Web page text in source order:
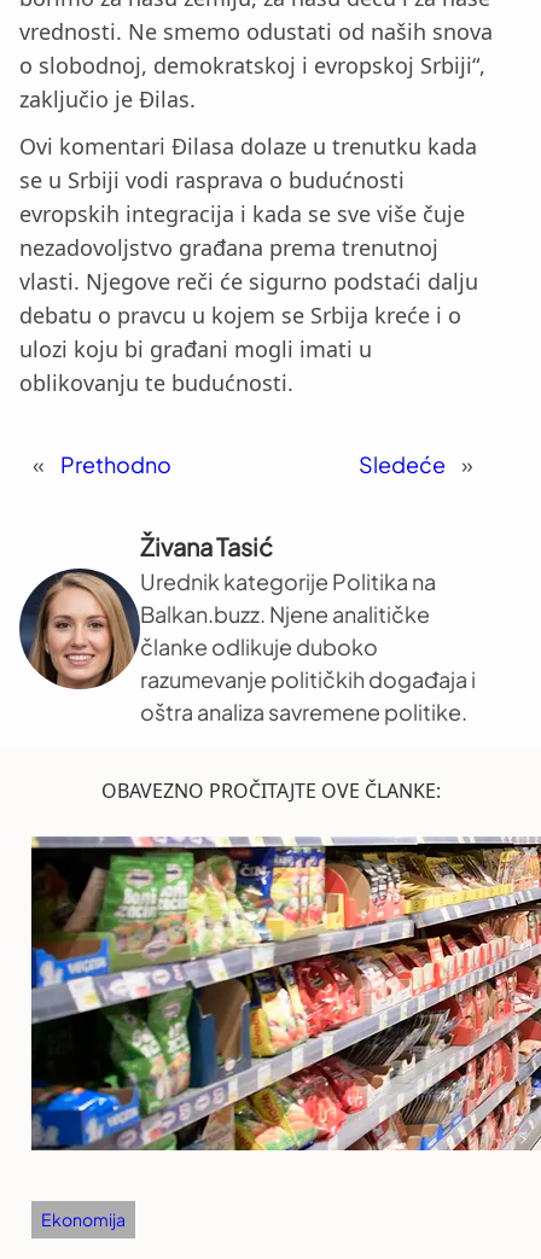
vrednosti. Ne smemo odustati od naših snova
o slobodnoj, demokratskoj i evropskoj Srbiji“,
zaključio je Đilas.
Ovi komentari Đilasa dolaze u trenutku kada
se u Srbiji vodi rasprava o budućnosti
evropskih integracija i kada se sve više čuje
nezadovoljstvo građana prema trenutnoj
vlasti. Njegove reči će sigurno podstaći dalju
debatu o pravcu u kojem se Srbija kreće i o
ulozi koju bi građani mogli imati u
oblikovanju te budućnosti.
« Prethodno Sledeće »
Živana Tasić
Urednik kategorije Politika na
Balkan.buzz. Njene analitičke
članke odlikuje duboko
razumevanje političkih događaja i
oštra analiza savremene politike.
OBAVEZNO PROČITAJTE OVE ČLANKE:
Ekonomija